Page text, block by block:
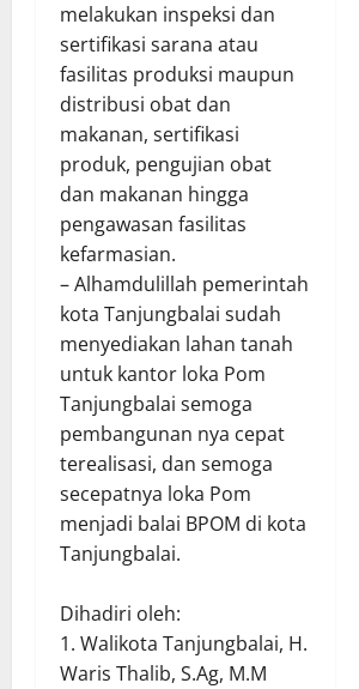
melakukan inspeksi dan
sertifikasi sarana atau
fasilitas produksi maupun
distribusi obat dan
makanan, sertifikasi
produk, pengujian obat
dan makanan hingga
pengawasan fasilitas
kefarmasian.
– Alhamdulillah pemerintah
kota Tanjungbalai sudah
menyediakan lahan tanah
untuk kantor loka Pom
Tanjungbalai semoga
pembangunan nya cepat
terealisasi, dan semoga
secepatnya loka Pom
menjadi balai BPOM di kota
Tanjungbalai.
Dihadiri oleh:
1. Walikota Tanjungbalai, H.
Waris Thalib, S.Ag, M.M